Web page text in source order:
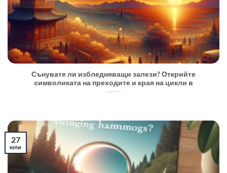
Сънувате ли избледняващи залези? Открийте
символиката на преходите и края на цикли в
27
юли